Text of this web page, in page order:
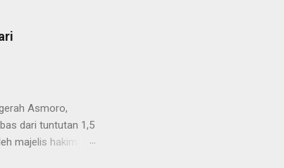
Asmoro,
dari tuntutan 1,5
majelis hakim